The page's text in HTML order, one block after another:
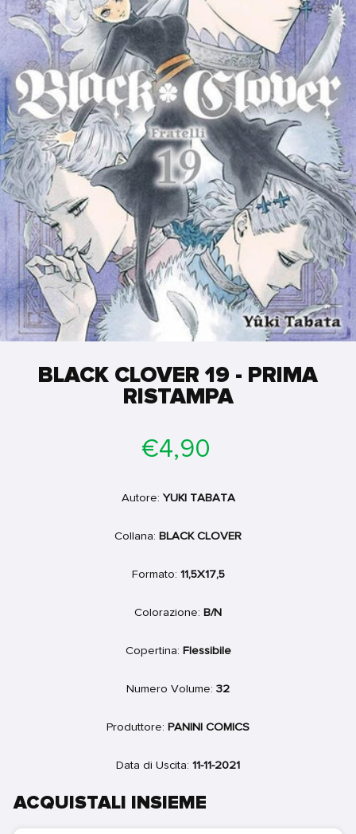
BLACK CLOVER 19 - PRIMA
RISTAMPA
di
€4,90
Autore: YUKI TABATA
Collana: BLACK CLOVER
Formato: 11,5X17,5
Colorazione: B/N
Copertina: Flessibile
Numero Volume: 32
Produttore: PANINI COMICS
Data di Uscita: 11-11-2021
ACQUISTALI INSIEME